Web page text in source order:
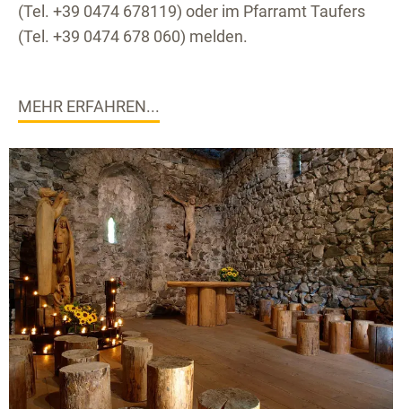
(Tel. +39 0474 678119) oder im Pfarramt Taufers
(Tel. +39 0474 678 060) melden.
MEHR ERFAHREN...